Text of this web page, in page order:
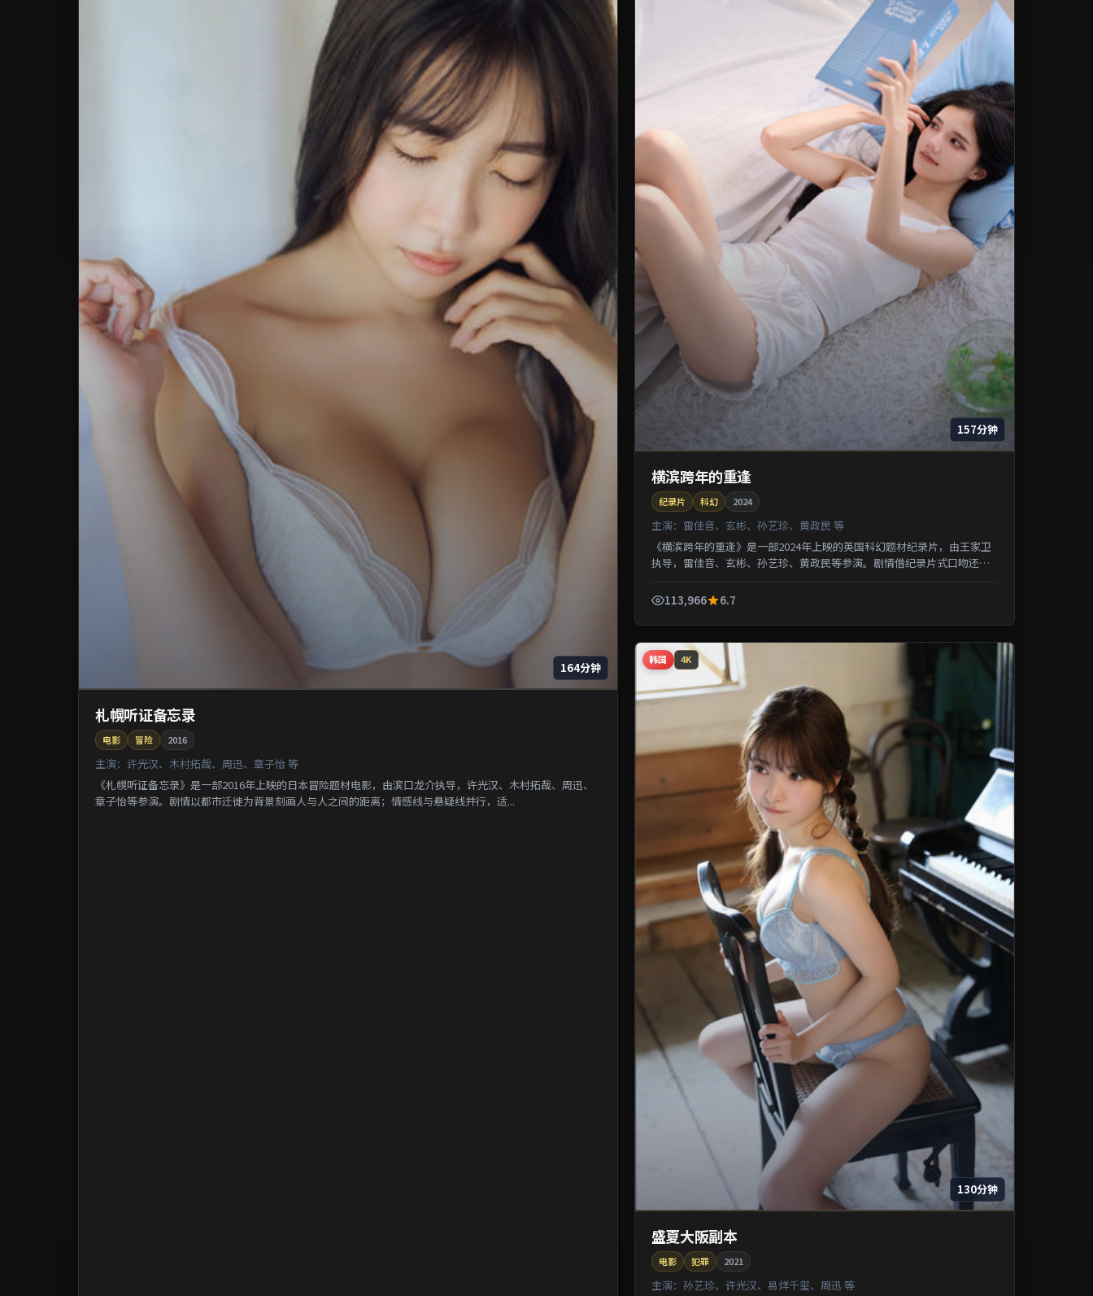
164分钟
札幌听证备忘录
电影 冒险 2016
主演： 许光汉、木村拓哉、周迅、章子怡 等
《札幌听证备忘录》是一部2016年上映的日本冒险题材电影，由滨口龙介执导，许光汉、木村拓哉、周迅、
章子怡等参演。剧情以都市迁徙为背景刻画人与人之间的距离；情感线与悬疑线并行，适...
157分钟
横滨跨年的重逢
纪录片 科幻 2024
主演： 雷佳音、玄彬、孙艺珍、黄政民 等
《横滨跨年的重逢》是一部2024年上映的英国科幻题材纪录片，由王家卫
执导，雷佳音、玄彬、孙艺珍、黄政民等参演。剧情借纪录片式口吻还原
113,966
6.7
韩国 4K
130分钟
盛夏大阪副本
电影 犯罪 2021
主演： 孙艺珍、许光汉、易烊千玺、周迅 等